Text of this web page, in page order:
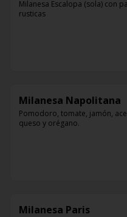
Milanesa Escalopa (sola) con
rusticas
Milanesa Napolitana
Pomodoro, tomate, jamón,
queso y orégano.
Milanesa Paris